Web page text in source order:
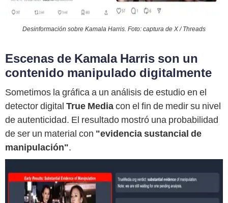
Desinformación sobre Kamala Harris. Foto: captura de X / Threads
Escenas de Kamala Harris son un
contenido manipulado digitalmente
Sometimos la gráfica a un análisis de estudio en el
detector digital True Mediacon el fin de medir su nivel
de autenticidad. El resultado mostró una probabilidad
de ser un material con "evidencia sustancial de
manipulación".